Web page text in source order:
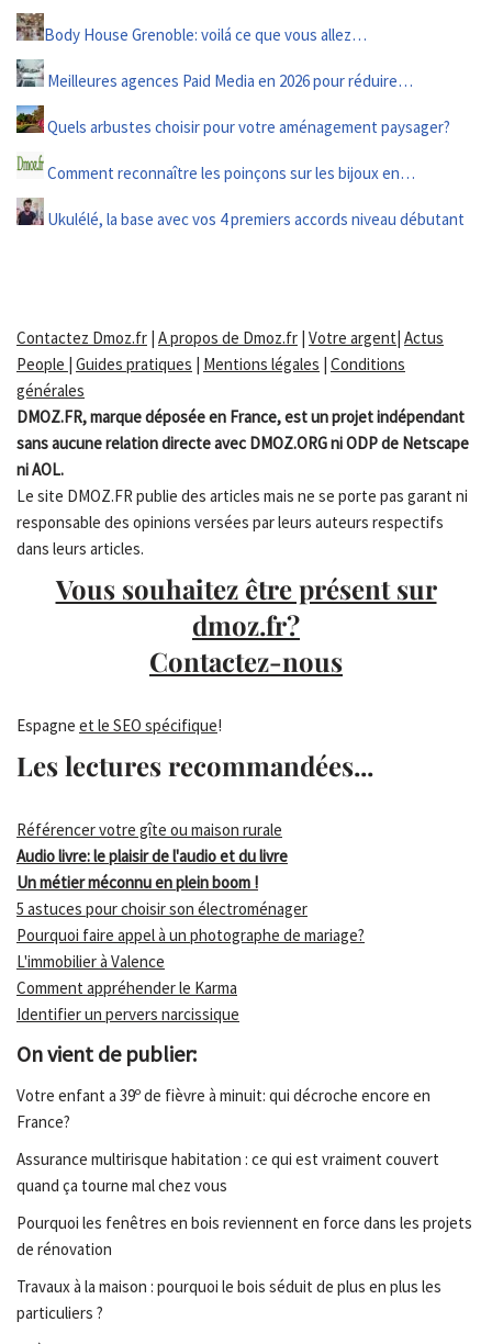
Body House Grenoble: voilá ce que vous allez…
Meilleures agences Paid Media en 2026 pour réduire…
Quels arbustes choisir pour votre aménagement paysager?
Comment reconnaître les poinçons sur les bijoux en…
Ukulélé, la base avec vos 4 premiers accords niveau débutant
Contactez Dmoz.fr | A propos de Dmoz.fr | Votre argent| Actus
People | Guides pratiques | Mentions légales | Conditions
générales
DMOZ.FR, marque déposée en France, est un projet indépendant
sans aucune relation directe avec DMOZ.ORG ni ODP de Netscape
ni AOL.
Le site DMOZ.FR publie des articles mais ne se porte pas garant ni
responsable des opinions versées par leurs auteurs respectifs
dans leurs articles.
Vous souhaitez être présent sur
dmoz.fr?
Contactez-nous
Espagne et le SEO spécifique!
Les lectures recommandées...
Référencer votre gîte ou maison rurale
Audio livre: le plaisir de l'audio et du livre
Un métier méconnu en plein boom !
5 astuces pour choisir son électroménager
Pourquoi faire appel à un photographe de mariage?
L'immobilier à Valence
Comment appréhender le Karma
Identifier un pervers narcissique
On vient de publier:
Votre enfant a 39º de fièvre à minuit: qui décroche encore en
France?
Assurance multirisque habitation : ce qui est vraiment couvert
quand ça tourne mal chez vous
Pourquoi les fenêtres en bois reviennent en force dans les projets
de rénovation
Travaux à la maison : pourquoi le bois séduit de plus en plus les
particuliers ?